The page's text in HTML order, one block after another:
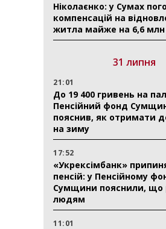
Ніколаєнко: у Сумах
компенсацій на
житла майже на 6,6 млн
31 липня
21:01
До 19 400 гривень на
Пенсійний фонд
пояснив, як отримати
на зиму
17:52
«Укрексімбанк»
пенсій: у Пенсійному
Сумщини пояснили, що
людям
11:01